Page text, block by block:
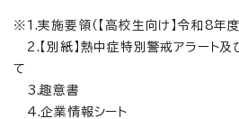
※1.実施要領（【高校生向け】令和8年度
2.【別紙】熱中症特別警戒アラート
て
3.趣意書
4.企業情報シート